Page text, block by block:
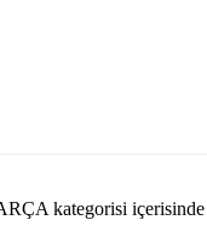
kategorisi